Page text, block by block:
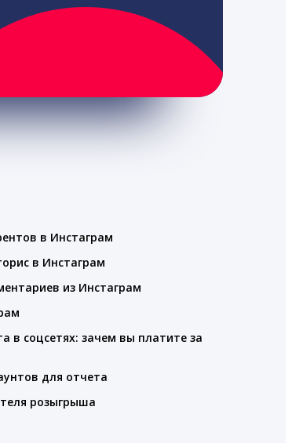
в Инстаграм
в Инстаграм
из Инстаграм
в соцсетях: зачем вы платите за
для отчета
розыгрыша